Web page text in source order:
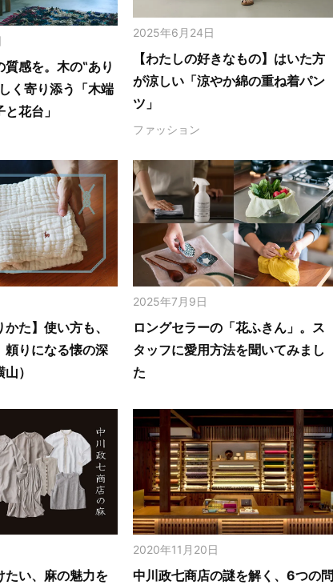
感を。木の‟あり
く寄り添う「木端
花台」
2025年6月24日
【わたしの好きなもの】はいた方
が涼しい「涼やか綿の重ね着パン
ツ」
ファッション
た】使い方も、
頼りになる懐の深
）
2025年7月9日
ロングセラーの「花ふきん」。ス
タッフに愛用方法を聞いてみまし
た
たい、麻の魅力を
2020年11月20日
中川政七商店の謎を解く、6つの問